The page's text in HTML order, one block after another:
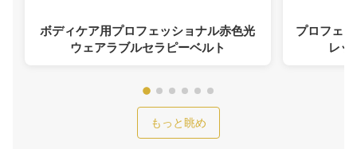
ボディケア用プロフェッショナル赤色光
ウェアラブルセラピーベルト
プロフェ
レッ
もっと眺め